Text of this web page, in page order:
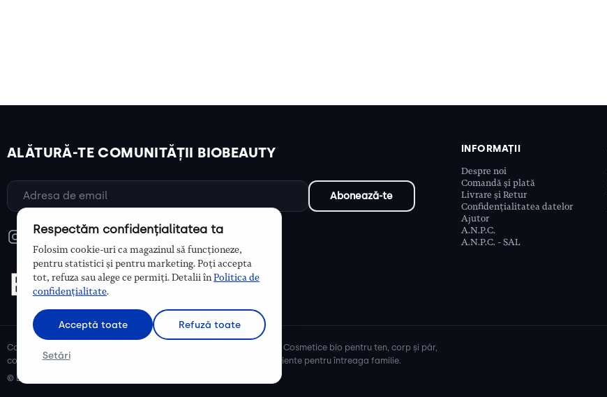
ALĂTURĂ-TE COMUNITĂȚII BIOBEAUTY INFORMAȚII
Despre noi
Comandă și plată
Livrare și Retur
Confidențialitatea datelor
Ajutor
A.N.P.C.
A.N.P.C. - SAL
Cosmetice bio și naturale, ulei de argan, ulei de cocos, unt de shea. Cosmetice bio pentru ten, corp și păr,
cosmetice naturale pentru mămici și copii, cosmetice organice eficiente pentru întreaga familie.
© Biobeauty 2026. Toate drepturile rezervate.
Respectăm confidențialitatea ta
Folosim cookie-uri ca magazinul să funcționeze,
pentru statistici și pentru marketing. Poți accepta
tot, refuza sau alege ce permiți. Detalii înPolitica de
confidențialitate.
Acceptă toate Refuză toate
Setări